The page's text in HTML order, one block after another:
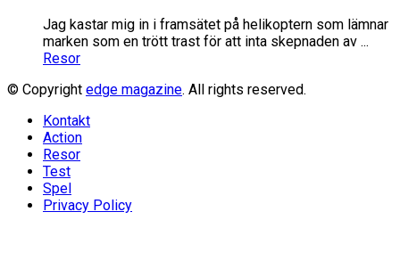
Jag kastar mig in i framsätet på helikoptern som lämnar
marken som en trött trast för att inta skepnaden av ...
Resor
© Copyright edge magazine. All rights reserved.
Kontakt
Action
Resor
Test
Spel
Privacy Policy